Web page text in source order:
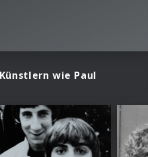
wie Paul